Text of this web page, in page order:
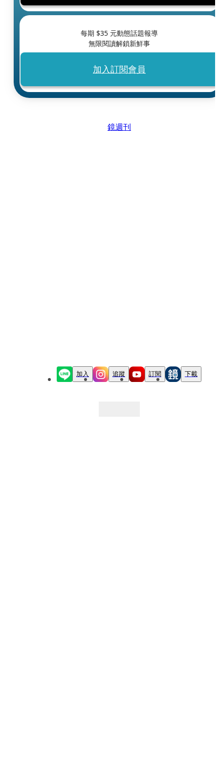
每期 $35 元動態話題報導
無限閱讀解鎖新鮮事
加入訂閱會員
鏡週刊
加入 追蹤 訂閱 下載